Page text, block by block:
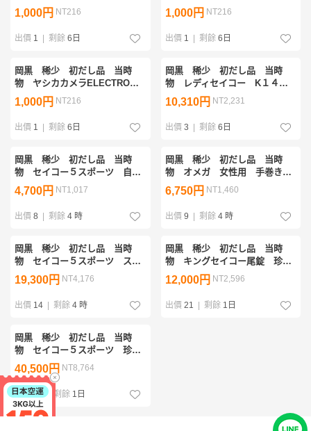
とめて 額面１００００円 売
り切り
1,000円 NT216
出價 1 剩餘 6日
品 稀少品 売り切り
1,000円 NT216
出價 1 剩餘 6日
岡黒 稀少 初だし品 当時
物 ヤシカカメラELECTRO３
５ CCN 珍品 動作未確認
ジャンク品
1,000円 NT216
出價 1 剩餘 6日
岡黒 稀少 初だし品 当時
物 レディセイコー K１４
WG 稼動品 珍品 売り切り
10,310円 NT2,231
出價 3 剩餘 6日
岡黒 稀少 初だし品 当時
物 セイコー５スポーツ 自動
巻き 美品 珍品 稼動品 ジ
ャンク品 売り切り
4,700円 NT1,017
出價 8 剩餘 4 時
岡黒 稀少 初だし品 当時
物 オメガ 女性用 手巻き腕
時計 珍品 稼動品 ジャンク
品 売り切り
6,750円 NT1,460
出價 9 剩餘 4 時
岡黒 稀少 初だし品 当時
物 セイコー５スポーツ スピ
ードタイマー 珍品 稼動品
ジャンク品 売り切り
19,300円 NT4,176
出價 14 剩餘 4 時
岡黒 稀少 初だし品 当時
物 キングセイコー尾錠 珍
品 売り切り
12,000円 NT2,596
出價 21 剩餘 1日
岡黒 稀少 初だし品 当時
物 セイコー５スポーツ 珍
品 稼動品 ジャンク品 売り
切り
40,500円 NT8,764
出價26 | 剩餘 1日